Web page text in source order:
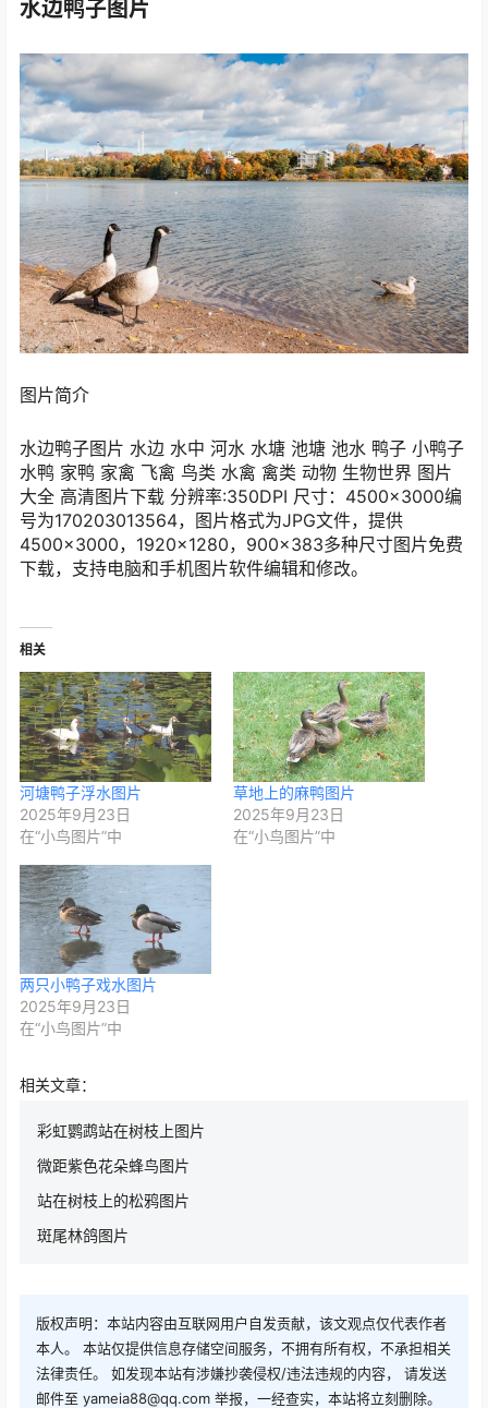
水边鸭子图片
图片简介
水边鸭子图片 水边 水中 河水 水塘 池塘 池水 鸭子 小鸭子
水鸭 家鸭 家禽 飞禽 鸟类 水禽 禽类 动物 生物世界 图片
大全 高清图片下载 分辨率:350DPI 尺寸：4500×3000编
号为170203013564，图片格式为JPG文件，提供
4500×3000，1920×1280，900×383多种尺寸图片免费
下载，支持电脑和手机图片软件编辑和修改。
相关
河塘鸭子浮水图片
2025年9月23日
在“小鸟图片”中
草地上的麻鸭图片
2025年9月23日
在“小鸟图片”中
两只小鸭子戏水图片
2025年9月23日
在“小鸟图片”中
相关文章：
彩虹鹦鹉站在树枝上图片
微距紫色花朵蜂鸟图片
站在树枝上的松鸦图片
斑尾林鸽图片
版权声明：本站内容由互联网用户自发贡献，该文观点仅代表作者
本人。 本站仅提供信息存储空间服务，不拥有所有权，不承担相关
法律责任。 如发现本站有涉嫌抄袭侵权/违法违规的内容， 请发送
邮件至 yameia88@qq.com 举报，一经查实，本站将立刻删除。